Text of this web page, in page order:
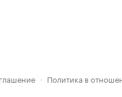
· Политика в